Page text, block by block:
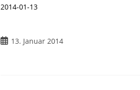
2014-01-13
Beitrag13. Januar 2014